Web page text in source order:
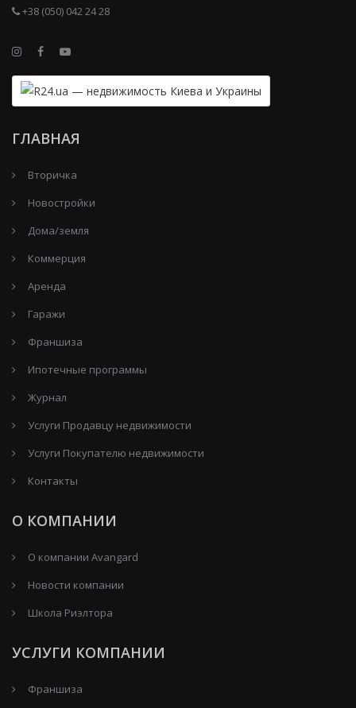
+38 (050) 042 24 28
ГЛАВНАЯ
Вторичка
Новостройки
Дома/земля
Коммерция
Аренда
Гаражи
Франшиза
Ипотечные программы
Журнал
Услуги Продавцу недвижимости
Услуги Покупателю недвижимости
Контакты
О КОМПАНИИ
О компании Avangard
Новости компании
Школа Риэлтора
УСЛУГИ КОМПАНИИ
Франшиза